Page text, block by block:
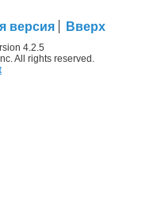
версия Вверх
4.2.5
All rights reserved.